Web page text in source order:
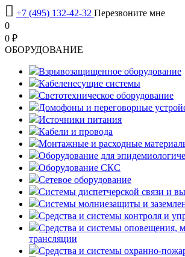
 +7 (495) 132-42-32 Перезвоните мне
0
0 ₽
OБОРУДОВАНИЕ
Взрывозащищенное оборудование
Кабеленесущие системы
Светотехническое оборудование
Домофоны и переговорные
Источники питания
Кабели и провода
Монтажные и расходные
Оборудование для
Оборудование СКС
Сетевое оборудование
Системы диспетчерской связи и
Системы молниезащиты и
Средства и системы контроля и
Средства и системы оповещения,
трансляции
Средства и системы охранно-